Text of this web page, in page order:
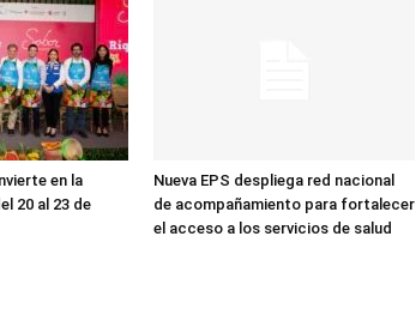
en la
20 al 23 de
Nueva EPS despliega red nacional
de acompañamiento para fortalecer
el acceso a los servicios de salud